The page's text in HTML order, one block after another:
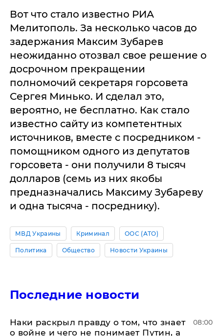
Вот что стало известно РИА
Мелитополь. За несколько часов до
задержания Максим Зубарев
неожиданно отозвал свое решение о
досрочном прекращении
полномочий секретаря горсовета
Сергея Минько. И сделал это,
вероятно, не бесплатно. Как стало
известно сайту из компетентных
источников, вместе с посредником -
помощником одного из депутатов
горсовета - они получили 8 тысяч
долларов (семь из них якобы
предназначались Максиму Зубареву
и одна тысяча - посреднику).
МВД Украины Криминал ООС (АТО)
Политика Общество Новости Украины
Последние новости
Наки раскрыл правду о том, что знает
о войне и чего не понимает Путин, а
08:00